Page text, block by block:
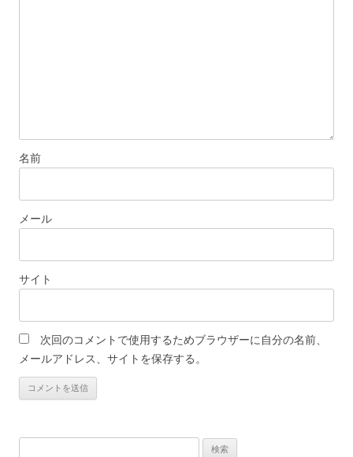
名前
メール
サイト
次回のコメントで使用するためブラウザーに自分の名前、
メールアドレス、サイトを保存する。